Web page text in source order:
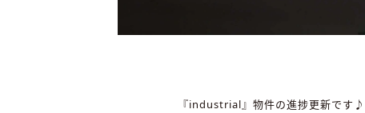
『industrial』物件の進捗更新です♪